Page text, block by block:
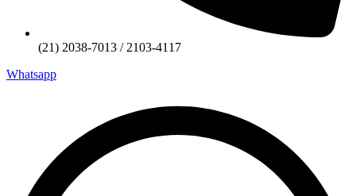
(21) 2038-7013 / 2103-4117
Whatsapp